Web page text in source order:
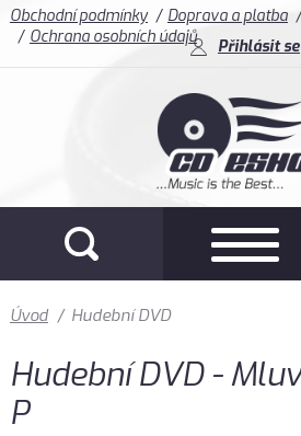
Obchodní podmínky Doprava a platba
Ochrana osobních údajů
Přihlásit se
Úvod / Hudební DVD
Hudební DVD -
P